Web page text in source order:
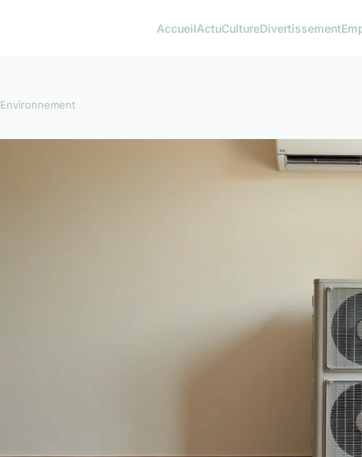
AccueilActuCultureDivertissement
Environnement